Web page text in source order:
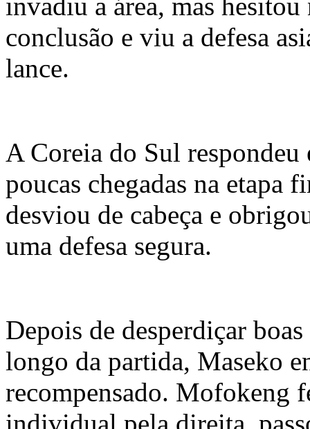
conclusão e viu a defesa
lance.
A Coreia do Sul respondeu
poucas chegadas na etapa
desviou de cabeça e
uma defesa segura.
Depois de desperdiçar
longo da partida, Maseko
recompensado. Mofokeng